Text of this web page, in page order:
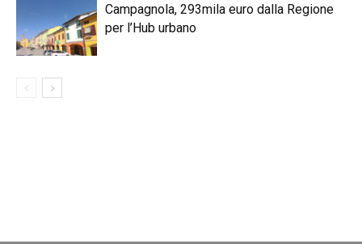
Campagnola, 293mila euro dalla Regione
per l’Hub urbano